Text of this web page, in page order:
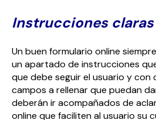
Instrucciones claras
Un buen formulario online
un apartado de instrucciones
que debe seguir el usuario y con
campos a rellenar que puedan
deberán ir acompañados de
online que faciliten al usuario su